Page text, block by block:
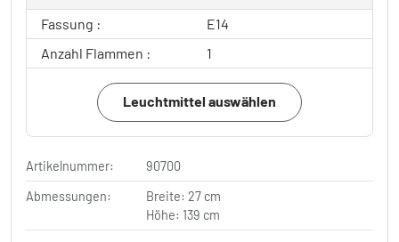
Fassung :
E14
Anzahl Flammen :
1
Leuchtmittel auswählen
Artikelnummer:
90700
Abmessungen:
Breite: 27 cm
Höhe: 139 cm